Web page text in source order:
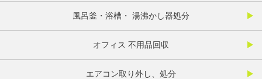
風呂釜・浴槽・ 湯沸かし器処分
オフィス 不用品回収
エアコン取り外し、処分